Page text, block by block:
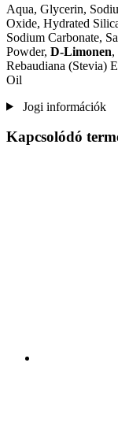
Aqua, Glycerin,
Oxide, Hydrated
Sodium Carbonate,
Powder, D-Limonen,
Rebaudiana (Stevia)
Oil
Jogi információk
Kapcsolódó